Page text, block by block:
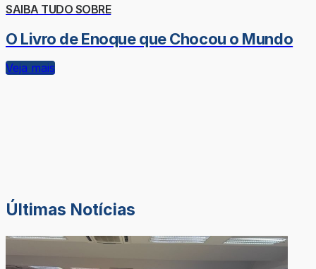
SAIBA TUDO SOBRE
O Livro de Enoque que Chocou o Mundo
Veja mais
Últimas Notícias